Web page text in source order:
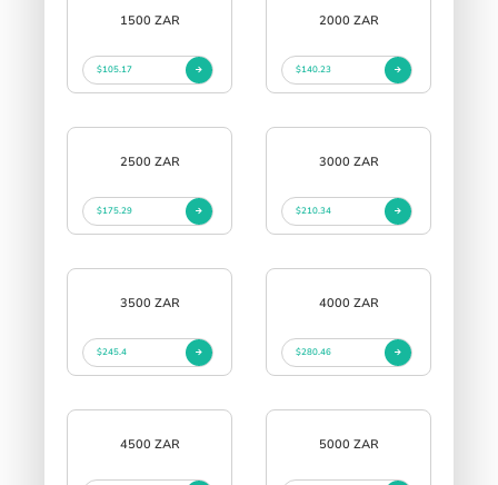
1500 ZAR
$105.17
2000 ZAR
$140.23
2500 ZAR
$175.29
3000 ZAR
$210.34
3500 ZAR
$245.4
4000 ZAR
$280.46
4500 ZAR 5000 ZAR